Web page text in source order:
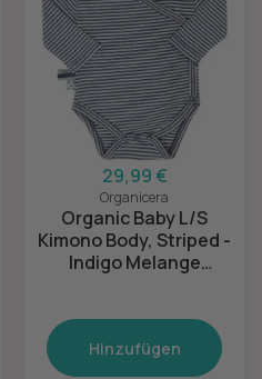
29,99 €
Organicera
Organic Baby L/S
Kimono Body, Striped -
Indigo Melange
Hinzufügen